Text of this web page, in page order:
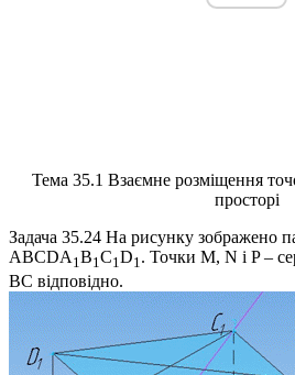
Тема 35.1 Взаємне розміщення
просторі
Задача 35.24 На рисунку зображено
ABCDA 1B1C1D1. Точки M, N і P–
BC відповідно.